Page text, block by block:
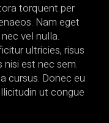
torquent per
Nam eget
vel nulla.
ultricies, risus
nisi est nec sem.
cursus. Donec eu
ut congue